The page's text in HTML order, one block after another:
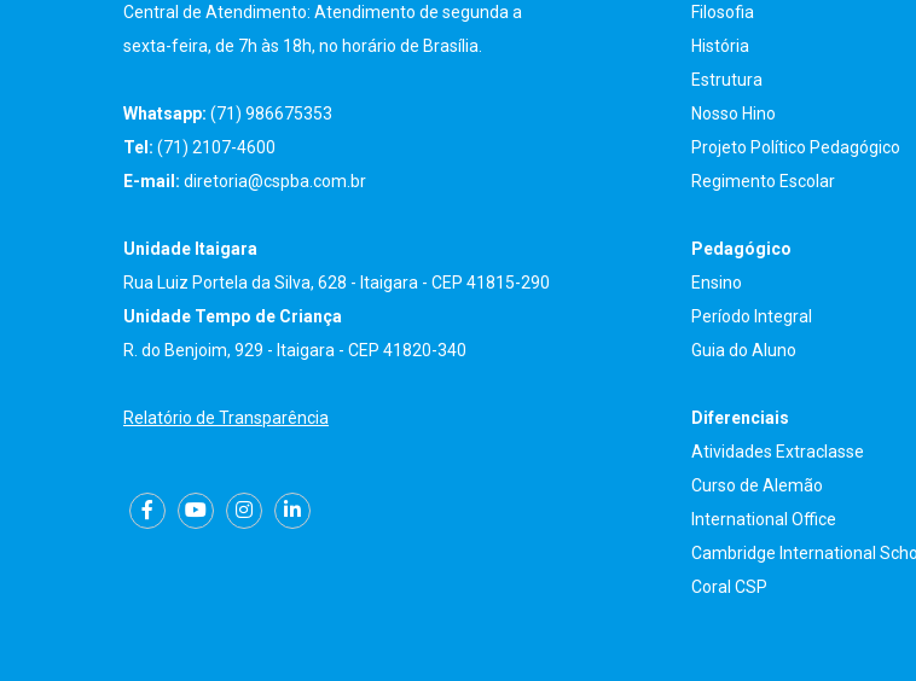
Central de Atendimento: Atendimento de segunda a
sexta-feira, de 7h às 18h, no horário de Brasília.
Whatsapp: (71) 986675353
Tel: (71) 2107-4600
E-mail: diretoria@cspba.com.br
Unidade Itaigara
Rua Luiz Portela da Silva, 628 - Itaigara - CEP 41815-290
Unidade Tempo de Criança
R. do Benjoim, 929 - Itaigara - CEP 41820-340
Relatório de Transparência
Filosofia
História
Estrutura
Nosso Hino
Projeto Político Pedagógico
Regimento Escolar
Pedagógico
Ensino
Período Integral
Guia do Aluno
Diferenciais
Atividades Extraclasse
Curso de Alemão
International Office
Cambridge International
Coral CSP